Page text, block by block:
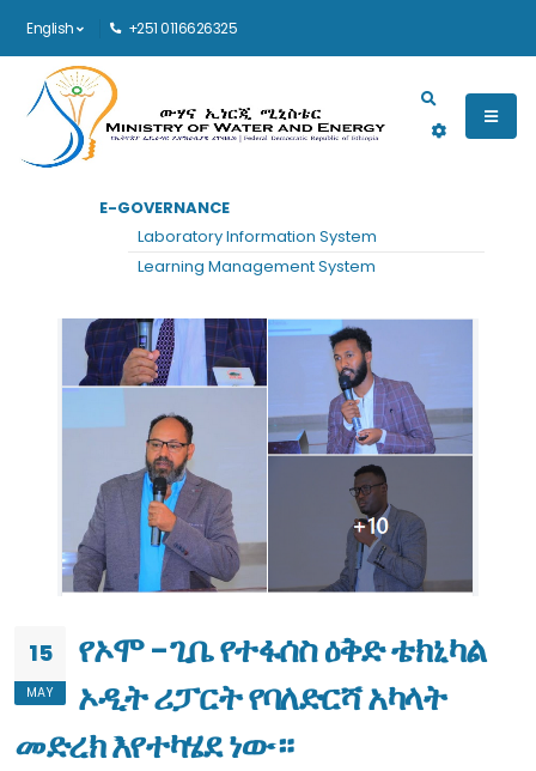
English +251 0116626325
Main navigation
E-GOVERNANCE
Laboratory Information System
Learning Management System
15
MAY
የኦሞ -ጊቤ የተፋሰስ ዕቅድ ቴክኒካል
ኦዲት ሪፓርት የባለድርሻ አካላት
መድረክ እየተካሄደ ነው።